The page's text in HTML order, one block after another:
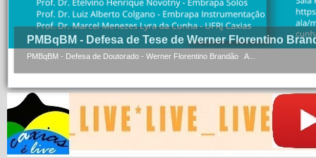
PMBqBM - Defesa de Tese de Werner Florentino
PMBqBM - Defesa de Doutorado - Werner Florentino Brandão A...